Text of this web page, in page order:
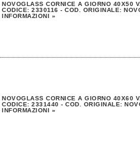
NOVOGLASS CORNICE A GIORNO 40X50
CODICE: 2330116 - COD. ORIGINALE:
INFORMAZIONI »
NOVOGLASS CORNICE A GIORNO 40X60
CODICE: 2331440 - COD. ORIGINALE:
INFORMAZIONI »